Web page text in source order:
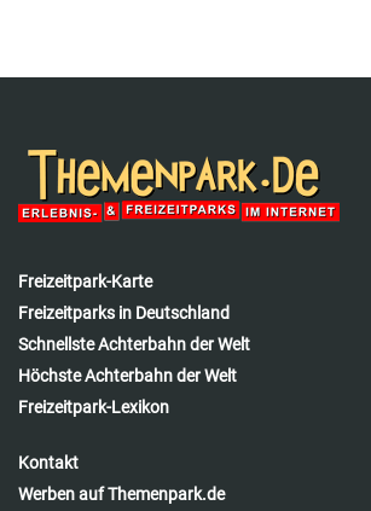
Freizeitpark-Karte
Freizeitparks in Deutschland
Schnellste Achterbahn der Welt
Höchste Achterbahn der Welt
Freizeitpark-Lexikon
Kontakt
Werben auf Themenpark.de